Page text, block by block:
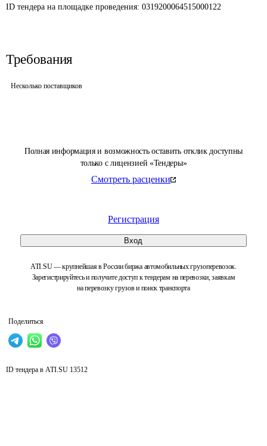
Полная информация и возможность оставить отклик доступны
только с лицензией «Тендеры»
Смотреть расценки
Регистрация
Вход
ATI.SU — крупнейшая в России биржа автомобильных грузоперевозок.
Зарегистрируйтесь и получите доступ к тендерам на перевозки, заявкам
на перевозку грузов и поиск транспорта
Поделиться
ID тендера на площадке проведения: 0319200064515000122
Требования
Несколько поставщиков
ID тендера в ATI.SU 13512